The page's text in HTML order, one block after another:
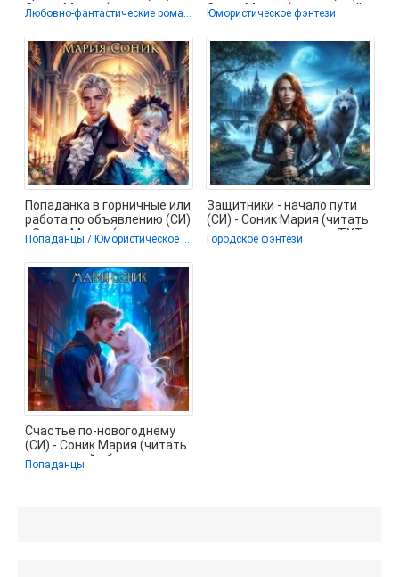
Соник Мария (читать книгиЛюбовно-фантастические романы
Соник Мария (книги онлайн
полные
Юмористическое фэнтези
Попаданка в горничные или
работа по объявлению (СИ)
- Соник Мария (книги
полные
Попаданцы / Юмористическое фэнтези
Защитники - начало пути
(СИ) - Соник Мария (читать
полную версию книги TXT,
Городское фэнтези
Счастье по-новогоднему
(СИ) - Соник Мария (читать
книги онлайн без
регистрации
Попаданцы